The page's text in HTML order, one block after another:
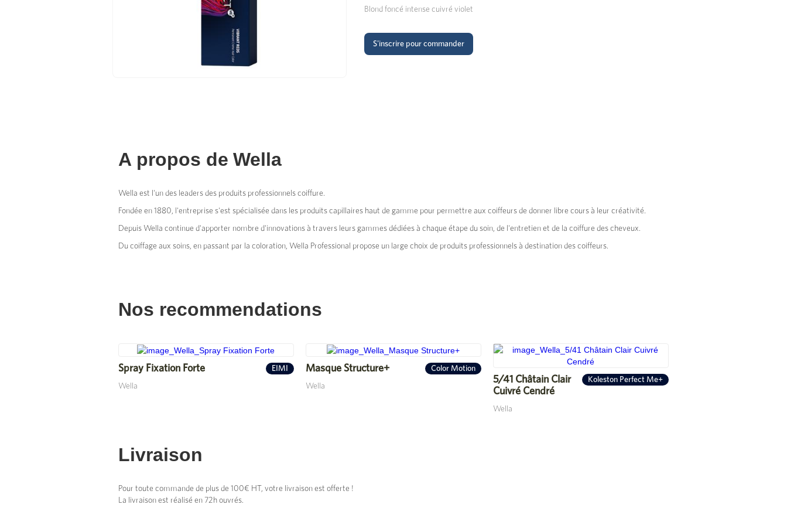
Blond foncé intense cuivré violet
S'inscrire pour commander
A propos de Wella
Wella est l'un des leaders des produits professionnels coiffure.
Fondée en 1880, l'entreprise s'est spécialisée dans les produits capillaires haut de gamme pour permettre aux coiffeurs de donner libre cours à leur créativité.
Depuis Wella continue d'apporter nombre d'innovations à travers leurs gammes dédiées à chaque étape du soin, de l'entretien et de la coiffure des cheveux.
Du coiffage aux soins, en passant par la coloration, Wella Professional propose un large choix de produits professionnels à destination des coiffeurs.
Nos recommendations
Spray Fixation Forte EIMI
Wella
Masque Structure+ Color Motion
Wella
5/41 Châtain Clair
Cuivré Cendré
Koleston Perfect Me+
Wella
Livraison
Pour toute commande de plus de 100€ HT, votre livraison est offerte !
La livraison est réalisé en 72h ouvrés.